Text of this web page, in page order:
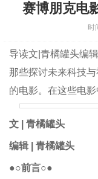
赛博朋克电
时
导读文|青橘罐头编
那些探讨未来科技
的电影。在这些电
文 | 青橘罐头
编辑 | 青橘罐头
●○前言○●